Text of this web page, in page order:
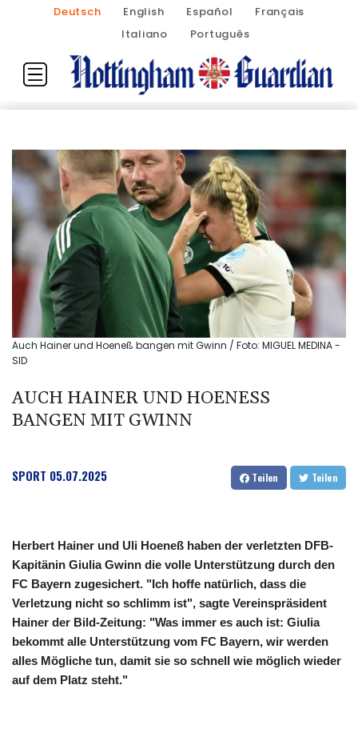
Deutsch English Español
Français
Italiano
Português
Auch Hainer und Hoeneß bangen mit Gwinn / Foto: MIGUEL MEDINA -
SID
AUCH HAINER UND HOENESS B
ANGEN MIT GWINN
SPORT 05.07.2025 Teilen Teilen
Herbert Hainer und Uli Hoeneß haben der verletzten DFB-
Kapitänin Giulia Gwinn die volle Unterstützung durch den
FC Bayern zugesichert. "Ich hoffe natürlich, dass die
Verletzung nicht so schlimm ist", sagte Vereinspräsident
Hainer der Bild-Zeitung: "Was immer es auch ist: Giulia
bekommt alle Unterstützung vom FC Bayern, wir werden
alles Mögliche tun, damit sie so schnell wie möglich wieder
auf dem Platz steht."